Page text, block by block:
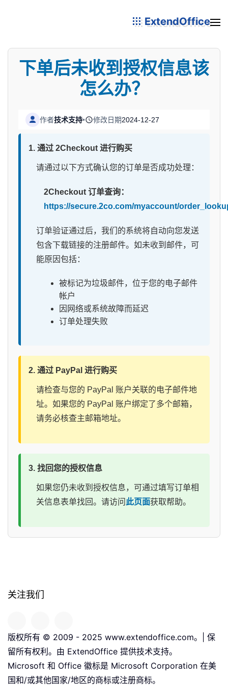
ExtendOffice
下单后未收到授权信息该
怎么办？
作者技术支持• 修改日期2024-12-27
1. 通过 2Checkout 进行购买
请通过以下方式确认您的订单是否成功处理：
2Checkout 订单查询：
https://secure.2co.com/myaccount/
订单验证通过后，我们的系统将自动向您发送
包含下载链接的注册邮件。如未收到邮件，可
能原因包括：
被标记为垃圾邮件，位于您的电子邮件
帐户
因网络或系统故障而延迟
订单处理失败
2. 通过 PayPal 进行购买
请检查与您的 PayPal 账户关联的电子邮件地
址。如果您的 PayPal 账户绑定了多个邮箱，
请务必核查主邮箱地址。
3. 找回您的授权信息
如果您仍未收到授权信息，可通过填写订单相
关信息表单找回。请访问 此页面获取帮助。
关注我们
版权所有 © 2009 - 2025 www.extendoffice.com。| 保
留所有权利。由 ExtendOffice 提供技术支持。
Microsoft 和 Office 徽标是 Microsoft Corporation 在美
国和/或其他国家/地区的商标或注册商标。